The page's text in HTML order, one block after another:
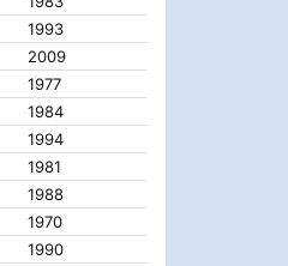
1993
2009
1977
1984
1994
1981
1988
1970
1990